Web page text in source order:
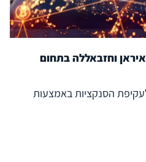
וחזבאללה בתחום
הסנקציות באמצעות